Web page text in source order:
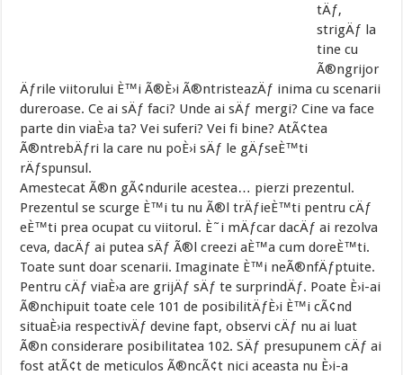
tÄƒ,
strigÄƒ la
tine cu
Ã®ngrijor
Äƒrile viitorului È™i Ã®È›i Ã®ntristeazÄƒ inima cu scenarii
dureroase. Ce ai sÄƒ faci? Unde ai sÄƒ mergi? Cine va face
parte din viaÈ›a ta? Vei suferi? Vei fi bine? AtÃ¢tea
Ã®ntrebÄƒri la care nu poÈ›i sÄƒ le gÄƒseÈ™ti
rÄƒspunsul.
Amestecat Ã®n gÃ¢ndurile acestea… pierzi prezentul.
Prezentul se scurge È™i tu nu Ã®l trÄƒieÈ™ti pentru cÄƒ
eÈ™ti prea ocupat cu viitorul. È˜i mÄƒcar dacÄƒ ai rezolva
ceva, dacÄƒ ai putea sÄƒ Ã®l creezi aÈ™a cum doreÈ™ti.
Toate sunt doar scenarii. Imaginate È™i neÃ®nfÄƒptuite.
Pentru cÄƒ viaÈ›a are grijÄƒ sÄƒ te surprindÄƒ. Poate È›i-ai
Ã®nchipuit toate cele 101 de posibilitÄƒÈ›i È™i cÃ¢nd
situaÈ›ia respectivÄƒ devine fapt, observi cÄƒ nu ai luat
Ã®n considerare posibilitatea 102. SÄƒ presupunem cÄƒ ai
fost atÃ¢t de meticulos Ã®ncÃ¢t nici aceasta nu È›i-a